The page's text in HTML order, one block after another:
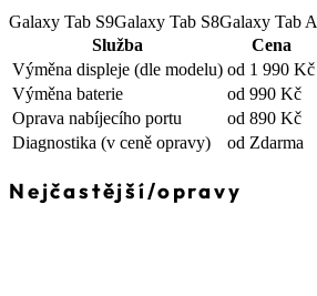
Galaxy Tab S9Galaxy Tab S8Galaxy Tab A
Služba
Cena
Výměna displeje (dle modelu) od 1 990 Kč
Výměna baterie
od 990 Kč
Oprava nabíjecího portu
od 890 Kč
Diagnostika (v ceně opravy) od Zdarma
Nejčastější/opravy